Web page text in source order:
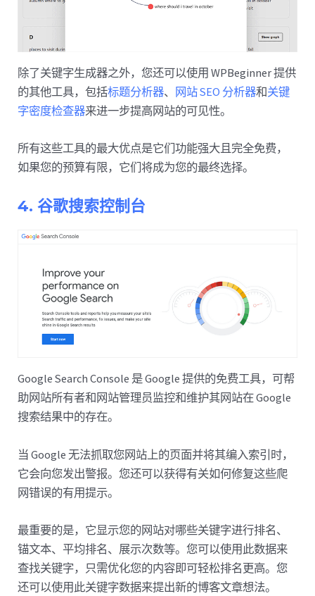
除了关键字生成器之外，您还可以使用 WPBeginner 提供
的其他工具，包括标题分析器、 网站 SEO 分析器和关键
字密度检查器来进一步提高网站的可见性。
所有这些工具的最大优点是它们功能强大且完全免费，
如果您的预算有限，它们将成为您的最终选择。
4. 谷歌搜索控制台
Google Search Console 是 Google 提供的免费工具，可帮
助网站所有者和网站管理员监控和维护其网站在 Google
搜索结果中的存在。
当 Google 无法抓取您网站上的页面并将其编入索引时，
它会向您发出警报。您还可以获得有关如何修复这些爬
网错误的有用提示。
最重要的是，它显示您的网站对哪些关键字进行排名、
锚文本、平均排名、展示次数等。您可以使用此数据来
查找关键字，只需优化您的内容即可轻松排名更高。您
还可以使用此关键字数据来提出新的博客文章想法。